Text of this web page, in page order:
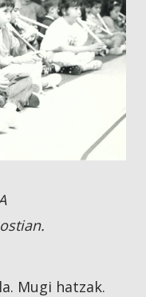
Mugi hatzak.